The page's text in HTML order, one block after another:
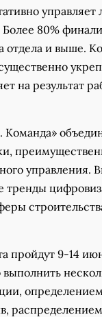
80%
отдела и выше.
на результат
Команда»
управления.
тренды
пройдут 9-14